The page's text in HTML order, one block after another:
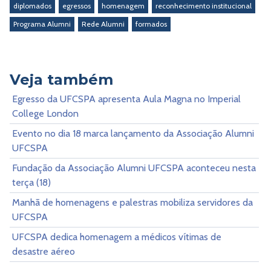
diplomados egressos homenagem
reconhecimento institucional
Programa Alumni
Rede Alumni formados
Veja também
Egresso da UFCSPA apresenta Aula Magna no Imperial
College London
Evento no dia 18 marca lançamento da Associação Alumni
UFCSPA
Fundação da Associação Alumni UFCSPA aconteceu nesta
terça (18)
Manhã de homenagens e palestras mobiliza servidores da
UFCSPA
UFCSPA dedica homenagem a médicos vítimas de
desastre aéreo